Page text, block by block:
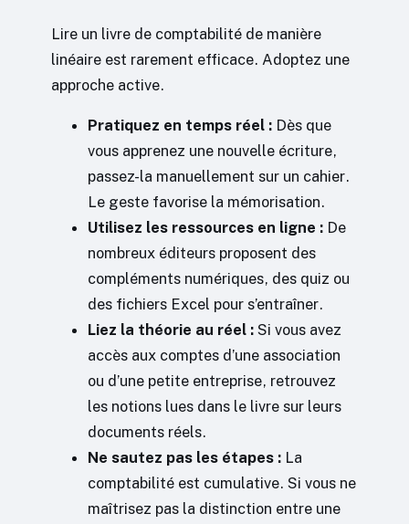
Lire un livre de comptabilité de manière
linéaire est rarement efficace. Adoptez une
approche active.
Pratiquez en temps réel : Dès que
vous apprenez une nouvelle écriture,
passez-la manuellement sur un cahier.
Le geste favorise la mémorisation.
Utilisez les ressources en ligne : De
nombreux éditeurs proposent des
compléments numériques, des quiz ou
des fichiers Excel pour s’entraîner.
Liez la théorie au réel : Si vous avez
accès aux comptes d’une association
ou d’une petite entreprise, retrouvez
les notions lues dans le livre sur leurs
documents réels.
Ne sautez pas les étapes : La
comptabilité est cumulative. Si vous ne
maîtrisez pas la distinction entre une